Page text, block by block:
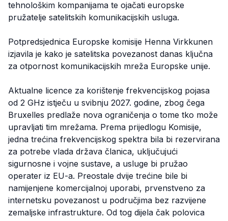
tehnološkim kompanijama te ojačati europske
pružatelje satelitskih komunikacijskih usluga.
Potpredsjednica Europske komisije Henna Virkkunen
izjavila je kako je satelitska povezanost danas ključna
za otpornost komunikacijskih mreža Europske unije.
Aktualne licence za korištenje frekvencijskog pojasa
od 2 GHz istječu u svibnju 2027. godine, zbog čega
Bruxelles predlaže nova ograničenja o tome tko može
upravljati tim mrežama. Prema prijedlogu Komisije,
jedna trećina frekvencijskog spektra bila bi rezervirana
za potrebe vlada država članica, uključujući
sigurnosne i vojne sustave, a usluge bi pružao
operater iz EU-a. Preostale dvije trećine bile bi
namijenjene komercijalnoj uporabi, prvenstveno za
internetsku povezanost u područjima bez razvijene
zemaljske infrastrukture. Od tog dijela čak polovica